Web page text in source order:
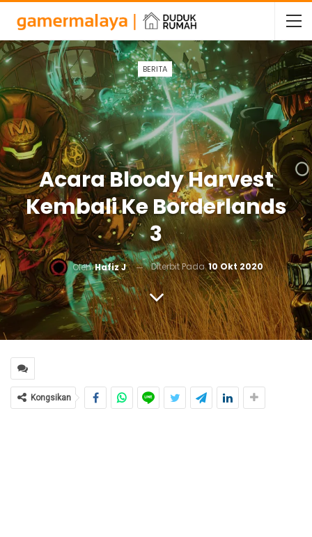
BERITA
Acara Bloody Harvest
Kembali Ke Borderlands
3
OlehHafiz J Diterbit Pada10 Okt 2020
Kongsikan